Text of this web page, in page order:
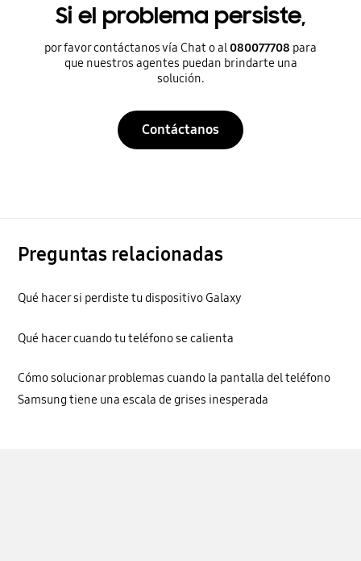
Si el problema persiste,
por favor contáctanos vía Chat o al 080077708 para
que nuestros agentes puedan brindarte una
solución.
Contáctanos
Preguntas relacionadas
Qué hacer si perdiste tu dispositivo Galaxy
Qué hacer cuando tu teléfono se calienta
Cómo solucionar problemas cuando la pantalla del teléfono
Samsung tiene una escala de grises inesperada